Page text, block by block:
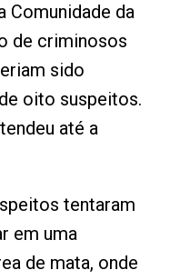
Comunidade da
de criminosos
sido
oito suspeitos.
até a
tentaram
em uma
de mata, onde